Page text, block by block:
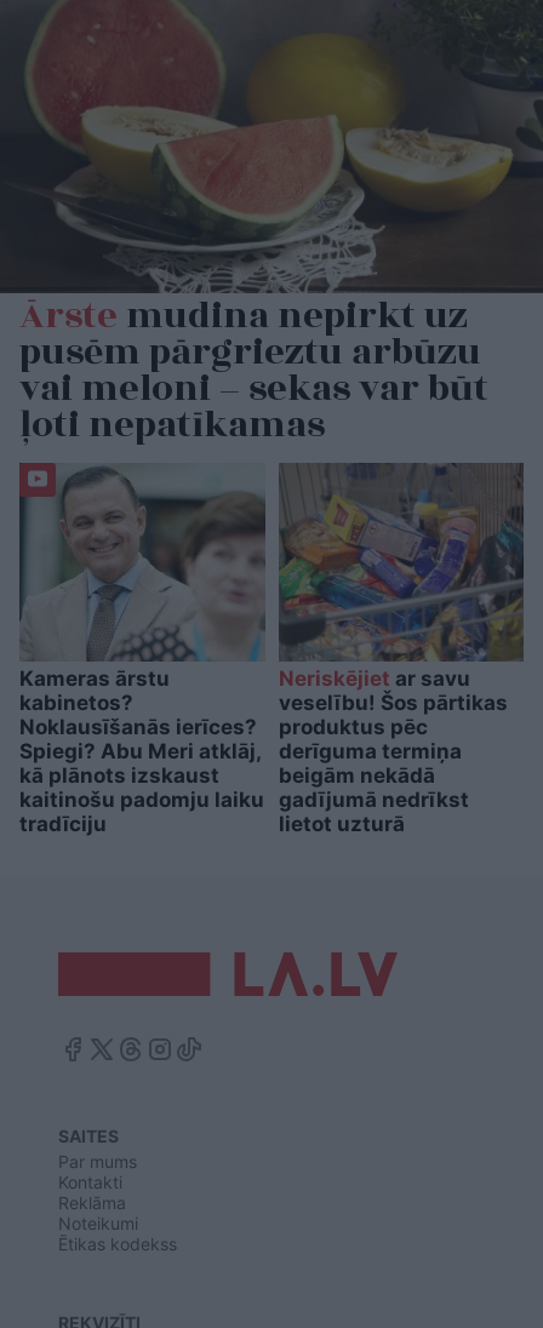
Ārstemudina nepirkt uz
pusēm pārgrieztu arbūzu
vai meloni – sekas var būt
ļoti nepatīkamas
Kameras ārstu
kabinetos?
Noklausīšanās ierīces?
Spiegi? Abu Meri atklāj,
kā plānots izskaust
kaitinošu padomju laiku
tradīciju
Neriskējiet ar savu
veselību! Šos pārtikas
produktus pēc
derīguma termiņa
beigām nekādā
gadījumā nedrīkst
lietot uzturā
SAITES
Par mums
Kontakti
Reklāma
Noteikumi
Ētikas kodekss
REKVIZĪTI